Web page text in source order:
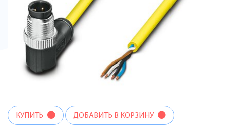
КУПИТЬ ДОБАВИТЬ В КОРЗИНУ